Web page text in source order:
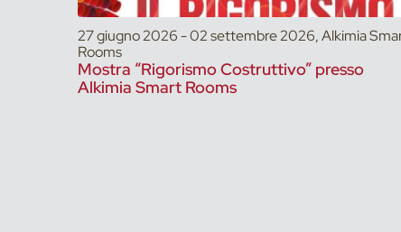
27 giugno 2026 - 02 settembre 2026, Alkimia
Rooms
Mostra “Rigorismo Costruttivo” presso
Alkimia Smart Rooms